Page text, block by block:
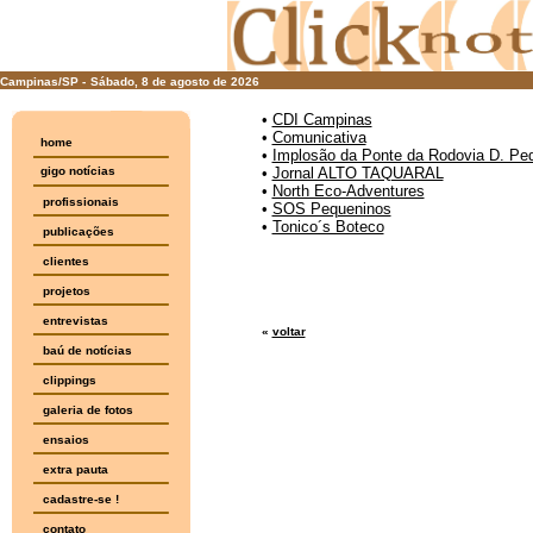
Campinas/SP - Sábado, 8 de agosto de 2026
home
gigo notícias
profissionais
publicações
clientes
projetos
entrevistas
baú de notícias
clippings
galeria de fotos
ensaios
extra pauta
cadastre-se !
contato
• CDI Campinas
• Comunicativa
• Implosão da Ponte da Rodovia D.
• Jornal ALTO TAQUARAL
• North Eco-Adventures
• SOS Pequeninos
• Tonico´s Boteco
« voltar